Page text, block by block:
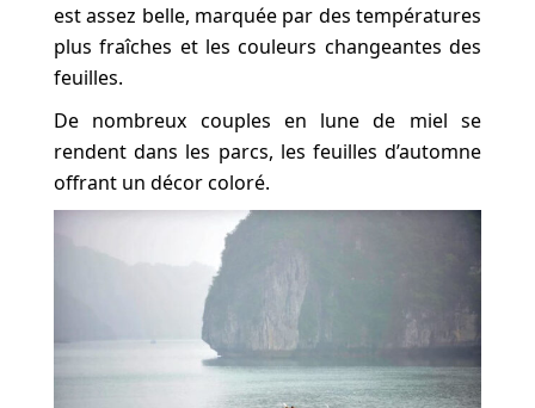
est assez belle, marquée par des températures
plus fraîches et les couleurs changeantes des
feuilles.
De nombreux couples en lune de miel se
rendent dans les parcs, les feuilles d’automne
offrant un décor coloré.